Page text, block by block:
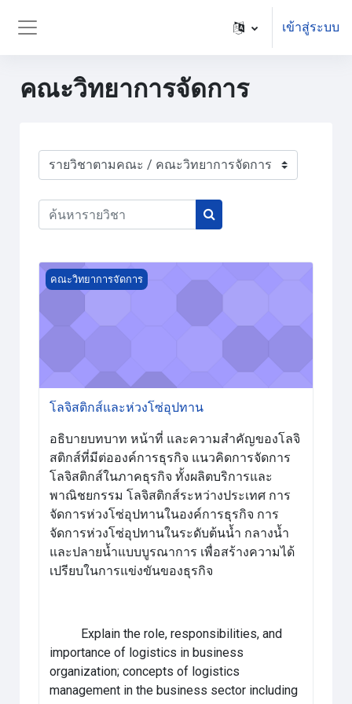
เข้าสู่ระบบ
คณะวิทยาการจัดการ
ประเภทของรายวิชา
ค้นหารายวิชา
ค้นหารายวิชา
Course image โลจิสติกส์และห่วงโซ่อุปทาน
คณะวิทยาการจัดการ
โลจิสติกส์และห่วงโซ่อุปทาน
อธิบายบทบาท หน้าที่ และความสำคัญของโลจิ
สติกส์ที่มีต่อองค์การธุรกิจ แนวคิดการจัดการ
โลจิสติกส์ในภาคธุรกิจ ทั้งผลิตบริการและ
พาณิชยกรรม โลจิสติกส์ระหว่างประเทศ การ
จัดการห่วงโซ่อุปทานในองค์การธุรกิจ การ
จัดการห่วงโซ่อุปทานในระดับต้นน้ำ กลางน้ำ
และปลายน้ำแบบบูรณาการ เพื่อสร้างความได้
เปรียบในการแข่งขันของธุรกิจ
Explain the role, responsibilities, and
importance of logistics in business
organization; concepts of logistics
management in the business sector including